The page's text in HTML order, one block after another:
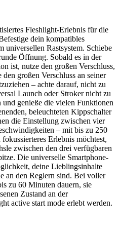
Fleshlight-Erlebnis für die
dein kompatibles
universellen Rastsystem. Schiebe
Öffnung. Sobald es in der
ist, nutze den großen Verschluss,
großen Verschluss an seiner
– achte darauf, nicht zu
Launch oder Stroker nicht zu
und genieße die vielen Funktionen
beleuchteten Kippschalter
die Einstellung zwischen vier
– mit bis zu 250
Erlebnis möchtest,
zwischen den drei verfügbaren
Die universelle Smartphone-
deine Lieblingsinhalte
an den Reglern sind. Bei voller
zu 60 Minuten dauern, sie
Zustand an der
active start mode erlebt werden.